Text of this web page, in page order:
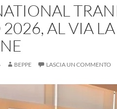
AL VIA
BEPPE LASCIA UN COMMENTO